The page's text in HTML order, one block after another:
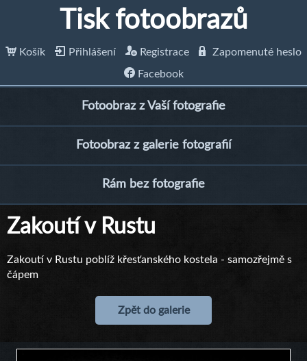
Tisk fotoobrazů
Košík Přihlášení Registrace
Zapomenuté heslo
Facebook
Fotoobraz z Vaší fotografie
Fotoobraz z galerie fotografií
Rám bez fotografie
Zakoutí v Rustu
Zakoutí v Rustu poblíž křesťanského kostela - samozřejmě s
čápem
Zpět do galerie